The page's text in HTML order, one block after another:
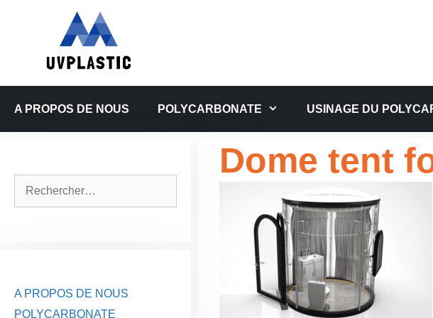
A PROPOS DE NOUS POLYCARBONATE USINAGE DU
Dome tent
A PROPOS DE NOUS
POLYCARBONATE